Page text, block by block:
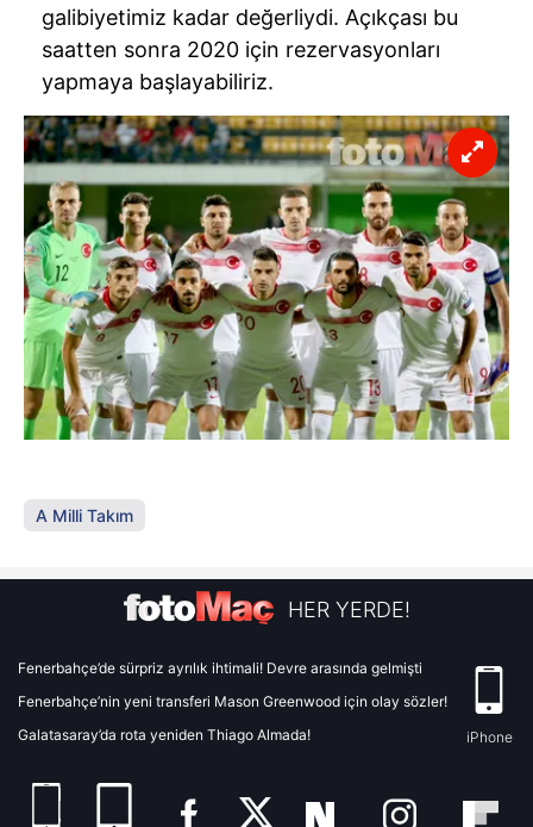
galibiyetimiz kadar değerliydi. Açıkçası bu
saatten sonra 2020 için rezervasyonları
yapmaya başlayabiliriz.
A Milli Takım
HER YERDE!
Fenerbahçe’de sürpriz ayrılık ihtimali! Devre arasında gelmişti
Fenerbahçe’nin yeni transferi Mason Greenwood için olay sözler!
Galatasaray’da rota yeniden Thiago Almada!
iPhone